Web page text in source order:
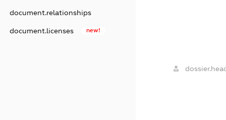
document.relationships
document.licenses new!